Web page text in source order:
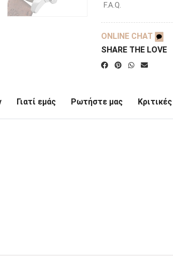
F.A.Q.
ONLINE CHAT
SHARE THE LOVE
Γιατί εμάς Ρωτήστε μας Κριτικές